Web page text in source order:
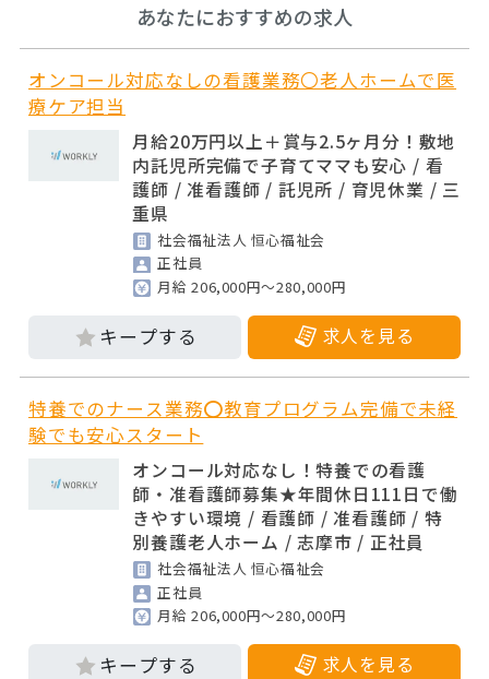
あなたにおすすめの求人
オンコール対応なしの看護業務〇老人ホームで医
療ケア担当
月給20万円以上＋賞与2.5ヶ月分！敷地
内託児所完備で子育てママも安心 / 看
護師 / 准看護師 / 託児所 / 育児休業 / 三
重県
社会福祉法人 恒心福祉会
正社員
月給 206,000円～280,000円
求人を見る
特養でのナース業務⭕教育プログラム完備で未経
験でも安心スタート
オンコール対応なし！特養での看護
師・准看護師募集★年間休日111日で働
きやすい環境 / 看護師 / 准看護師 / 特
別養護老人ホーム / 志摩市 / 正社員
社会福祉法人 恒心福祉会
正社員
月給 206,000円～280,000円
求人を見る